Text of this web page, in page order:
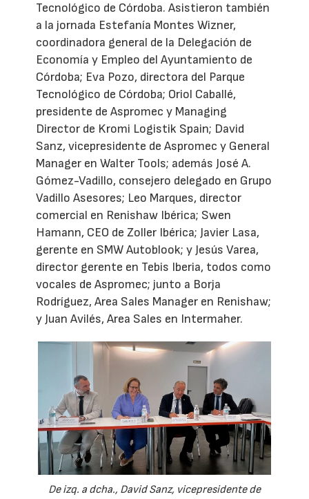
Tecnológico de Córdoba. Asistieron también
a la jornada Estefanía Montes Wizner,
coordinadora general de la Delegación de
Economía y Empleo del Ayuntamiento de
Córdoba; Eva Pozo, directora del Parque
Tecnológico de Córdoba; Oriol Caballé,
presidente de Aspromec y Managing
Director de Kromi Logistik Spain; David
Sanz, vicepresidente de Aspromec y General
Manager en Walter Tools; además José A.
Gómez-Vadillo, consejero delegado en Grupo
Vadillo Asesores; Leo Marques, director
comercial en Renishaw Ibérica; Swen
Hamann, CEO de Zoller Ibérica; Javier Lasa,
gerente en SMW Autoblook; y Jesús Varea,
director gerente en Tebis Iberia, todos como
vocales de Aspromec; junto a Borja
Rodríguez, Area Sales Manager en Renishaw;
y Juan Avilés, Area Sales en Intermaher.
De izq. a dcha., David Sanz, vicepresidente de